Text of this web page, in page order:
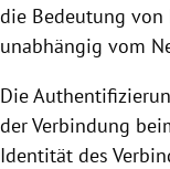
die Bedeutung von
unabhängig vom
Die
der Verbindung
Identität des